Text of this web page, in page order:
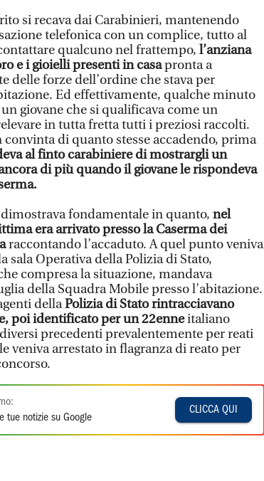
si recava dai Carabinieri, mantenendo
telefonica con un complice, tutto al
qualcuno nel frattempo, l’anziana
e i gioielli presenti in casapronta a
delle forze dell’ordine che stava per
Ed effettivamente, qualche minuto
giovane che si qualificava come un
in tutta fretta tutti i preziosi raccolti.
convinta di quanto stesse accadendo, prima
al finto carabiniere di mostrargli un
di più quando il giovane le rispondeva
fondamentale in quanto, nel
era arrivato presso la Caserma dei
raccontando l’accaduto. A quel punto veniva
sala Operativa della Polizia di Stato,
compresa la situazione, mandava
della Squadra Mobile presso l’abitazione.
dellaPolizia di Stato rintracciavano
poi identificato per un 22enneitaliano
precedenti prevalentemente per reati
veniva arrestato in flagranza di reato per
tue notizie su Google
CLICCA QUI